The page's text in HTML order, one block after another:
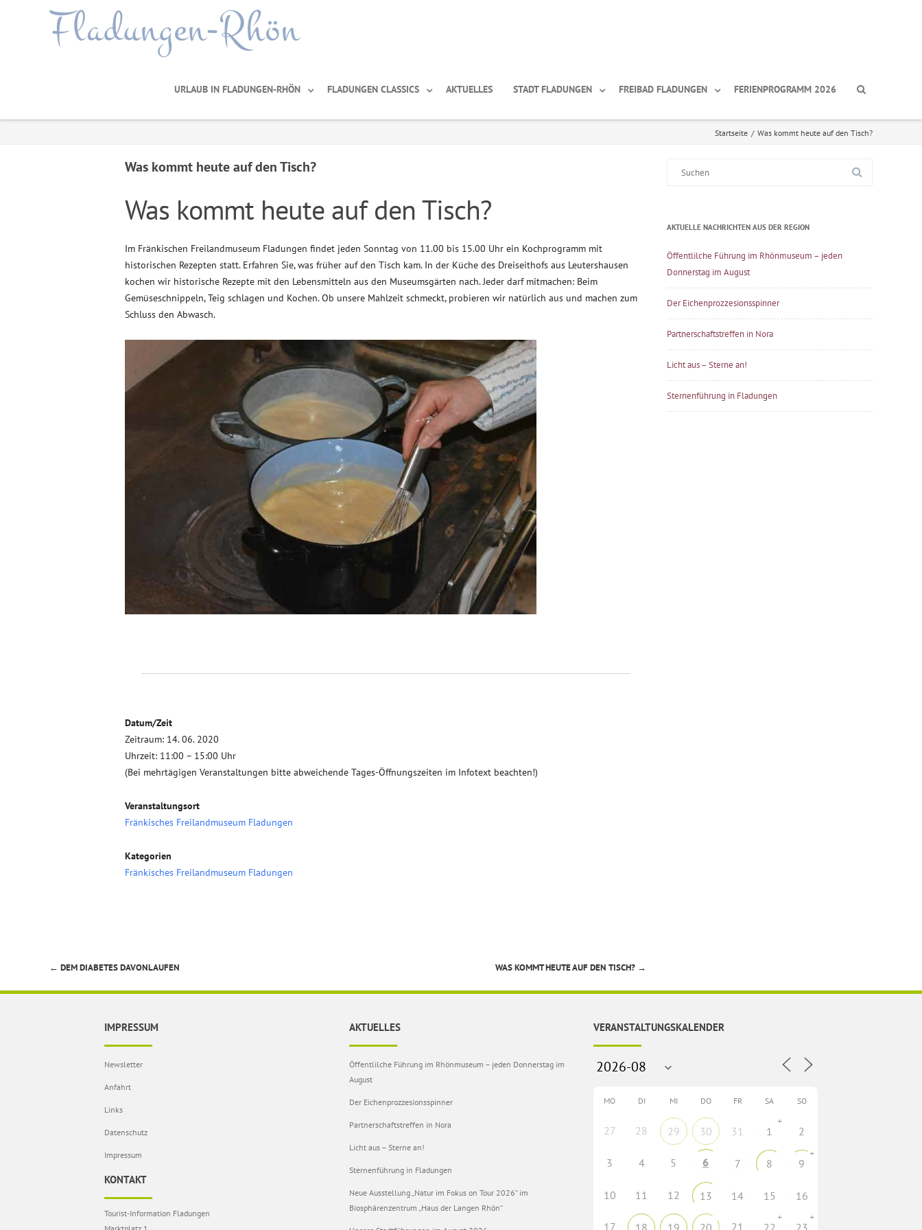
Fladungen-Rhön
URLAUB IN FLADUNGEN-RHÖN FLADUNGEN CLASSICS AKTUELLES STADT FLADUNGEN FREIBAD FLADUNGEN FERIENPROGRAMM 2026
Startseite / Was kommt heute auf den Tisch?
Was kommt heute auf den Tisch?
Was kommt heute auf den Tisch?
Im Fränkischen Freilandmuseum Fladungen findet jeden Sonntag von 11.00 bis 15.00 Uhr ein Kochprogramm mit
historischen Rezepten statt. Erfahren Sie, was früher auf den Tisch kam. In der Küche des Dreiseithofs aus Leutershausen
kochen wir historische Rezepte mit den Lebensmitteln aus den Museumsgärten nach. Jeder darf mitmachen: Beim
Gemüseschnippeln, Teig schlagen und Kochen. Ob unsere Mahlzeit schmeckt, probieren wir natürlich aus und machen zum
Schluss den Abwasch.
Datum/Zeit
Zeitraum: 14. 06. 2020
Uhrzeit: 11:00 – 15:00 Uhr
(Bei mehrtägigen Veranstaltungen bitte abweichende Tages-Öffnungszeiten im Infotext beachten!)
Veranstaltungsort
Fränkisches Freilandmuseum Fladungen
Kategorien
Fränkisches Freilandmuseum Fladungen
Beitragsnavigation
← DEM DIABETES DAVONLAUFEN WAS KOMMT HEUTE AUF DEN TISCH? →
AKTUELLE NACHRICHTEN AUS DER REGION
Öffentlilche Führung im Rhönmuseum – jeden
Donnerstag im August
Der Eichenprozzesionsspinner
Partnerschaftstreffen in Nora
Licht aus – Sterne an!
Sternenführung in Fladungen
IMPRESSUM
Newsletter
Anfahrt
Links
Datenschutz
Impressum
KONTAKT
Tourist-Information Fladungen
AKTUELLES
Öffentlilche Führung im Rhönmuseum – jeden Donnerstag im
August
Der Eichenprozzesionsspinner
Partnerschaftstreffen in Nora
Licht aus – Sterne an!
Sternenführung in Fladungen
Neue Ausstellung „Natur im Fokus on Tour 2026“ im
Biosphärenzentrum „Haus der Langen Rhön“
VERANSTALTUNGSKALENDER
MO DI MI DO FR SA SO
27 28 29 30 31 1
+
2
3 4 5 6 7 8 9
+
10 11 12 13 14 15 16
17 21
+ +